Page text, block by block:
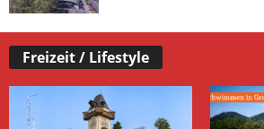
Freizeit / Lifestyle